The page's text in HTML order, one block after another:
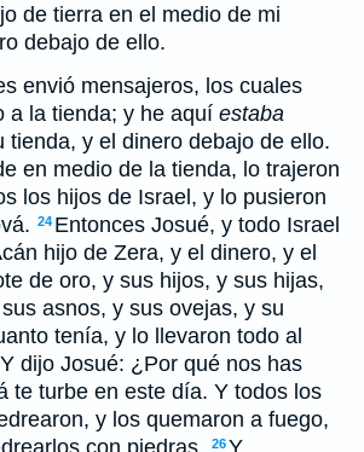
de tierra en el medio de mi
debajo de ello.
envió mensajeros, los cuales
a la tienda; y he aquí estaba
tienda, y el dinero debajo de ello.
en medio de la tienda, lo trajeron
los hijos de Israel, y lo pusieron
24 Entonces Josué, y todo Israel
hijo de Zera, y el dinero, y el
de oro, y sus hijos, y sus hijas,
asnos, y sus ovejas, y su
tenía, y lo llevaron todo al
Y dijo Josué: ¿Por qué nos has
te turbe en este día. Y todos los
y los quemaron a fuego,
con piedras. 26Y